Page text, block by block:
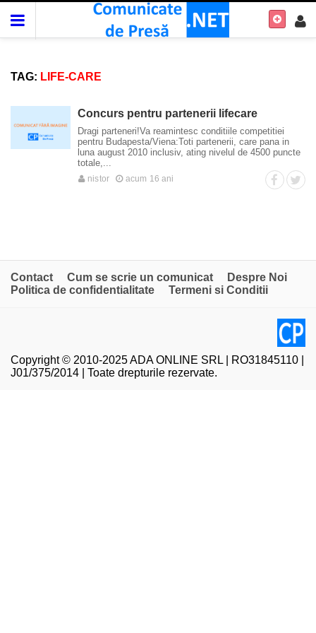
TAG: LIFE-CARE
Concurs pentru partenerii lifecare
Dragi parteneri!Va reamintesc conditiile competitiei
pentru Budapesta/Viena:Toti partenerii, care pana in
luna august 2010 inclusiv, ating nivelul de 4500 puncte
totale,...
nistor acum 16 ani
Contact Cum se scrie un comunicat
Despre Noi
Politica de confidentialitate
Termeni si Conditii
Copyright © 2010-2025 ADA ONLINE SRL | RO31845110 |
J01/375/2014 | Toate drepturile rezervate.